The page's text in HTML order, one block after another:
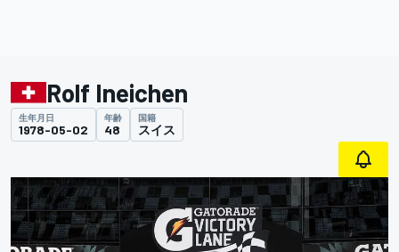
Rolf Ineichen
生年月日
1978-05-02
年齢
48
国籍
スイス